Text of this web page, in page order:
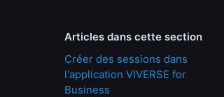
Articles dans cette section
Créer des sessions dans
l'application VIVERSE for
Business